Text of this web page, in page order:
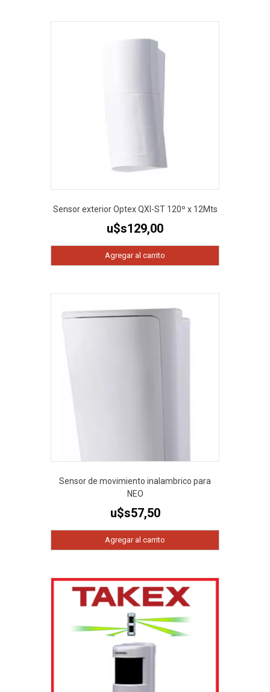
Sensor exterior Optex QXI-ST 120º x 12Mts
u$s129,00
Agregar al carrito
Sensor de movimiento inalambrico para
NEO
u$s57,50
Agregar al carrito